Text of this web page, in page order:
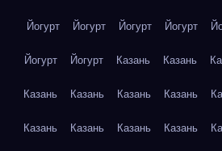
Йогурт Йогурт Йогурт Йогурт
Йогурт Йогурт Казань Казань
Казань Казань Казань Казань
Казань Казань Казань Казань